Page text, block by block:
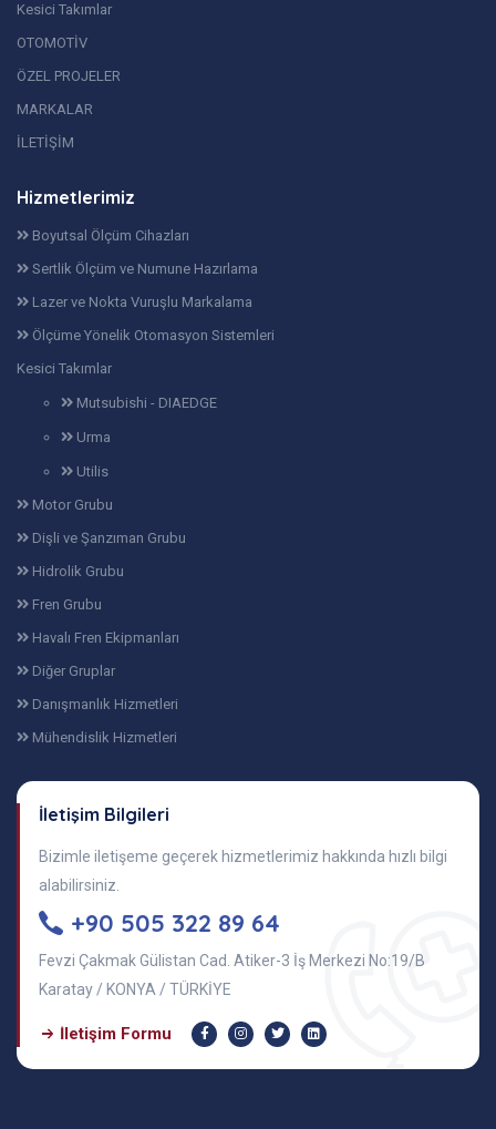
Kesici Takımlar
OTOMOTİV
ÖZEL PROJELER
MARKALAR
İLETİŞİM
Hizmetlerimiz
Boyutsal Ölçüm Cihazları
Sertlik Ölçüm ve Numune Hazırlama
Lazer ve Nokta Vuruşlu Markalama
Ölçüme Yönelik Otomasyon Sistemleri
Kesici Takımlar
Mutsubishi - DIAEDGE
Urma
Utilis
Motor Grubu
Dişli ve Şanzıman Grubu
Hidrolik Grubu
Fren Grubu
Havalı Fren Ekipmanları
Diğer Gruplar
Danışmanlık Hizmetleri
Mühendislik Hizmetleri
İletişim Bilgileri
Bizimle iletişeme geçerek hizmetlerimiz hakkında hızlı bilgi
alabilirsiniz.
+90 505 322 89 64
Fevzi Çakmak Gülistan Cad. Atiker-3 İş Merkezi No:19/B
Karatay / KONYA / TÜRKİYE
İletişim Formu